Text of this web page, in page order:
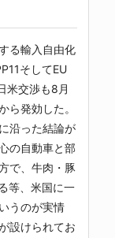
る輸入自由化
そしてEU
米交渉も8月
ら発効した。
沿った結論が
の自動車と部
で、牛肉・豚
等、米国に一
うのが実情
設けられてお